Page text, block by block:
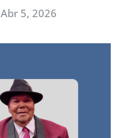
Abr 5, 2026